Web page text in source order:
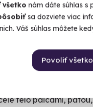
všetko nám dáte súhlas s
sa dozviete viac
Váš súhlas môžete
Povoliť všetko
vám uľaví od
kĺbov sa zlepší a
telo palcami,